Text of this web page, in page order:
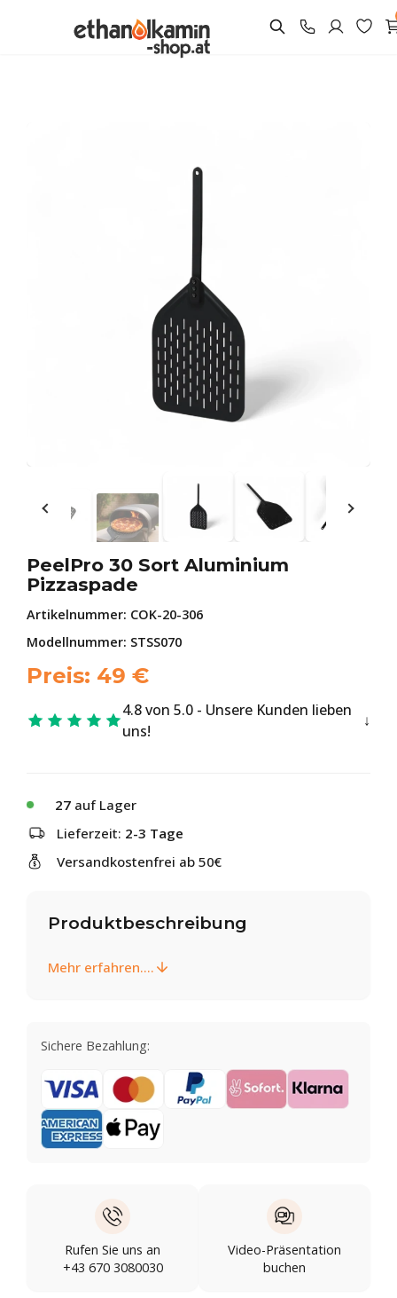
PeelPro 30 Sort Aluminium
Pizzaspade
Artikelnummer: COK-20-306
Modellnummer: STSS070
Preis: 49 €
4.8 von 5.0 - Unsere Kunden lieben
uns!
27 auf Lager
Lieferzeit: 2-3 Tage
Versandkostenfrei ab 50€
Produktbeschreibung
Mehr erfahren....
Sichere Bezahlung:
Rufen Sie uns an
+43 670 3080030
Video-Präsentation
buchen